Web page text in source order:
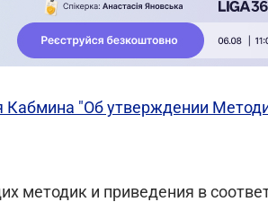
Кабмина "Об утверждении
методик и приведения в